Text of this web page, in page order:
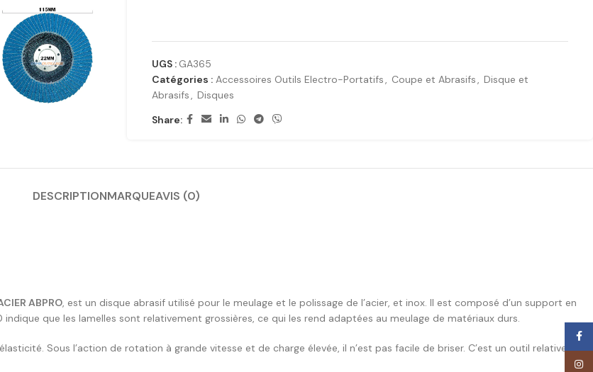
UGS : GA365
Catégories : Accessoires Outils Electro-Portatifs, Coupe et Abrasifs, Disque et
Abrasifs, Disques
Share:
DESCRIPTIONMARQUEAVIS (0)
ABPRO, est un disque abrasif utilisé pour le meulage et le polissage de l’acier, et inox. Il est composé d’un support en
que les lamelles sont relativement grossières, ce qui les rend adaptées au meulage de matériaux durs.
Sous l’action de rotation à grande vitesse et de charge élevée, il n’est pas facile de briser. C’est un outil relativement